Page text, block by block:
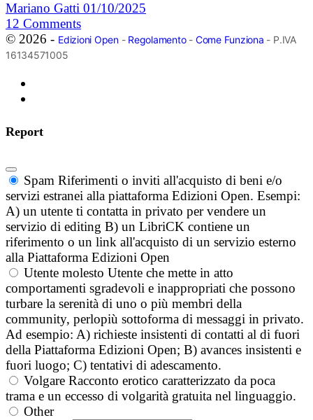
Mariano Gatti 01/10/2025
12 Comments
© 2026 - Edizioni Open- Regolamento- Come Funziona - P.IVA
16134571005
Report
Spam Riferimenti o inviti all'acquisto di beni e/o
servizi estranei alla piattaforma Edizioni Open. Esempi:
A) un utente ti contatta in privato per vendere un
servizio di editing B) un LibriCK contiene un
riferimento o un link all'acquisto di un servizio esterno
alla Piattaforma Edizioni Open
Utente molesto Utente che mette in atto
comportamenti sgradevoli e inappropriati che possono
turbare la serenità di uno o più membri della
community, perlopiù sottoforma di messaggi in privato.
Ad esempio: A) richieste insistenti di contatti al di fuori
della Piattaforma Edizioni Open; B) avances insistenti e
fuori luogo; C) tentativi di adescamento.
Volgare Racconto erotico caratterizzato da poca
trama e un eccesso di volgarità gratuita nel linguaggio.
Other